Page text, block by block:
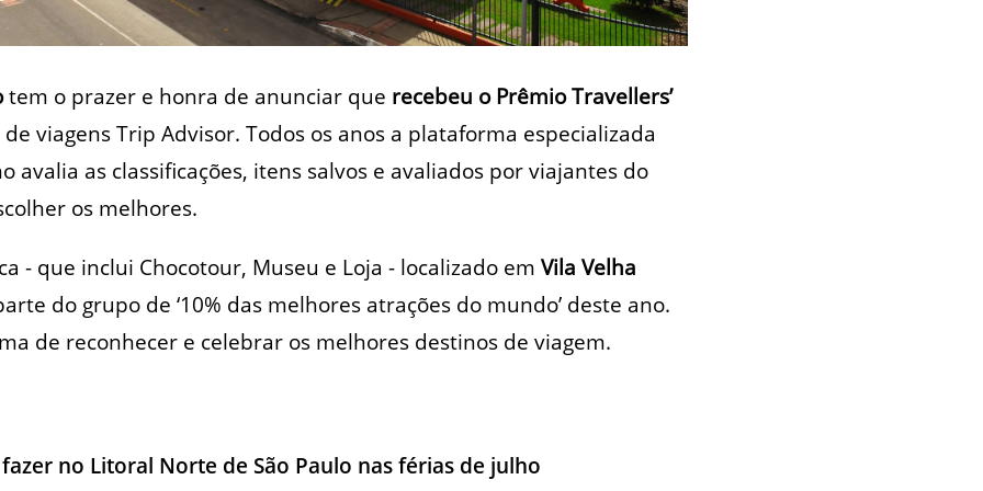
tem o prazer e honra de anunciar que recebeu o Prêmio Travellers’
viagens Trip Advisor. Todos os anos a plataforma especializada
avalia as classificações, itens salvos e avaliados por viajantes do
os melhores.
- que inclui Chocotour, Museu e Loja - localizado em Vila Velha
do grupo de ‘10% das melhores atrações do mundo’ deste ano.
de reconhecer e celebrar os melhores destinos de viagem.
no Litoral Norte de São Paulo nas férias de julho